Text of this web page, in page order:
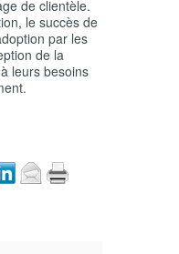
de clientèle.
le succès de
par les
de la
leurs besoins